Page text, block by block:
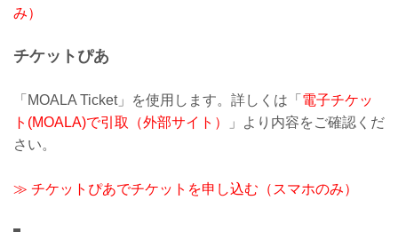
み）
チケットぴあ
「MOALA Ticket」を使用します。詳しくは「 電子チケッ
ト(MOALA)で引取（外部サイト）
」より内容をご確認くだ
さい。
≫ チケットぴあでチケットを申し込む（スマホのみ）